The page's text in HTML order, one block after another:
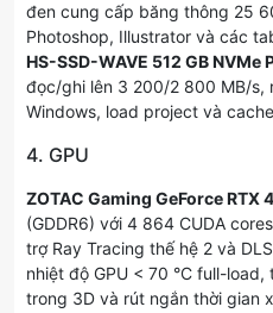
đen cung cấp băng thông 25
Photoshop, Illustrator và các
HS-SSD-WAVE 512 GB NVMe
đọc/ghi lên 3 200/2 800 MB/s,
Windows, load project và
4. GPU
ZOTAC Gaming GeForce RTX
(GDDR6) với 4 864 CUDA
trợ Ray Tracing thế hệ 2 và
nhiệt độ GPU < 70 °C full-
trong 3D và rút ngắn thời gian